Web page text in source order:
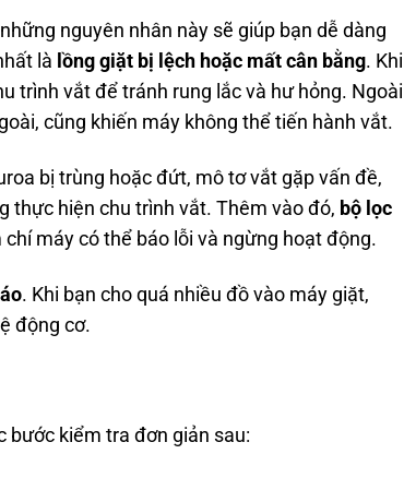
nguyên nhân này sẽ giúp bạn dễ dàng
là lồng giặt bị lệch hoặc mất cân bằng. Khi
trình vắt để tránh rung lắc và hư hỏng. Ngoài
cũng khiến máy không thể tiến hành vắt.
bị trùng hoặc đứt, mô tơ vắt gặp vấn đề,
thực hiện chu trình vắt. Thêm vào đó, bộ lọc
máy có thể báo lỗi và ngừng hoạt động.
. Khi bạn cho quá nhiều đồ vào máy giặt,
động cơ.
bước kiểm tra đơn giản sau: